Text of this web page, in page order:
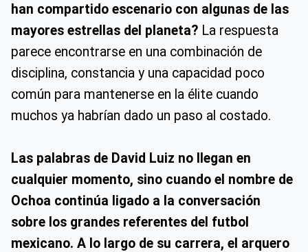
han compartido escenario con algunas de las
mayores estrellas del planeta? La respuesta
parece encontrarse en una combinación de
disciplina, constancia y una capacidad poco
común para mantenerse en la élite cuando
muchos ya habrían dado un paso al costado.
Las palabras de David Luiz no llegan en
cualquier momento, sino cuando el nombre de
Ochoa continúa ligado a la conversación
sobre los grandes referentes del futbol
mexicano. A lo largo de su carrera, el arquero